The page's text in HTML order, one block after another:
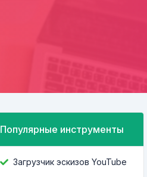
Популярные инструменты
Загрузчик эскизов YouTube